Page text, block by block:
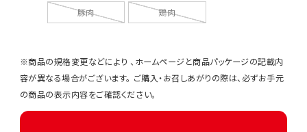
豚肉 鶏肉
※商品の規格変更などにより 、ホームページと商品パッケージの記載内
容が異なる場合がございます。 ご購入・お召しあがりの際は、必ずお手元
の商品の表示内容をご確認ください。